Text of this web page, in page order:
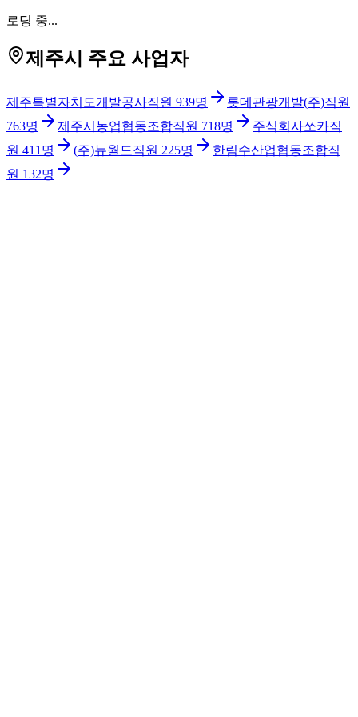
로딩 중...
제주시 주요 사업자
제주특별자치도개발공사직원 939명 롯데관광개발(주)직원
763명 제주시농업협동조합직원 718명 주식회사쏘카직
원 411 명 (주)뉴월드직원 225명 한림수산업협동조합직
원 132명